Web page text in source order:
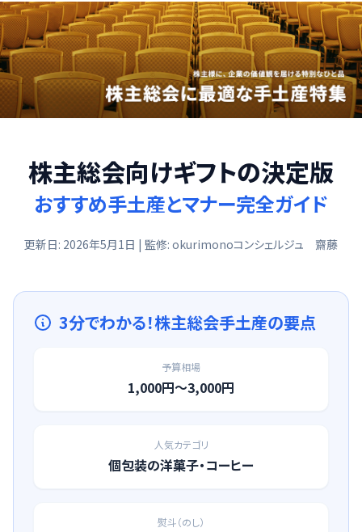
株主総会向けギフトの決定版
おすすめ手土産とマナー完全ガイド
更新日: 2026年5月1日 | 監修: okurimonoコンシェルジュ 齋藤
3分でわかる！株主総会手土産の要点
予算相場
1,000円〜3,000円
人気カテゴリ
個包装の洋菓子・コーヒー
熨斗（のし）